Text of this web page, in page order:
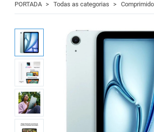
PORTADA Todas as categorias